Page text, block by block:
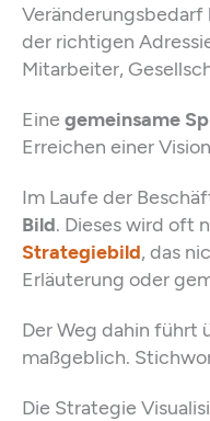
Veränderungsbedarf
der richtigen
Mitarbeiter,
Eine gemeinsame
Erreichen einer
Im Laufe der
Bild. Dieses wird oft
Strategiebild, das
Erläuterung oder
Der Weg dahin führt
maßgeblich.
Die Strategie